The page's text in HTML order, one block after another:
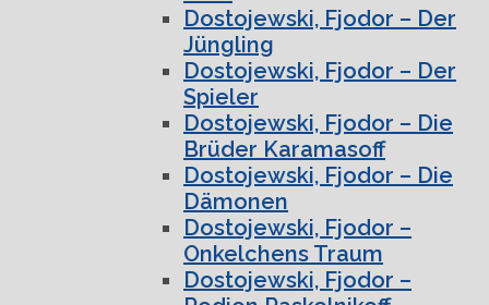
Dostojewski, Fjodor – Der
Jüngling
Dostojewski, Fjodor – Der
Spieler
Dostojewski, Fjodor – Die
Brüder Karamasoff
Dostojewski, Fjodor – Die
Dämonen
Dostojewski, Fjodor –
Onkelchens Traum
Dostojewski, Fjodor –